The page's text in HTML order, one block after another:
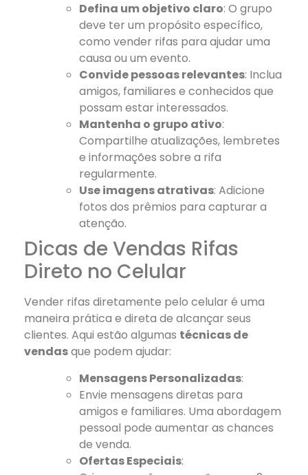
Defina um objetivo claro: O grupo
deve ter um propósito específico,
como vender rifas para ajudar uma
causa ou um evento.
Convide pessoas relevantes: Inclua
amigos, familiares e conhecidos que
possam estar interessados.
Mantenha o grupo ativo:
Compartilhe atualizações, lembretes
e informações sobre a rifa
regularmente.
Use imagens atrativas: Adicione
fotos dos prêmios para capturar a
atenção.
Dicas de Vendas Rifas
Direto no Celular
Vender rifas diretamente pelo celular é uma
maneira prática e direta de alcançar seus
clientes. Aqui estão algumas técnicas de
vendasque podem ajudar:
Mensagens Personalizadas:
Envie mensagens diretas para
amigos e familiares. Uma abordagem
pessoal pode aumentar as chances
de venda.
Ofertas Especiais: